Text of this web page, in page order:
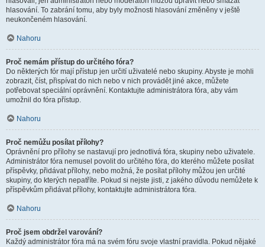
hlasování. To zabrání tomu, aby byly možnosti hlasování změněny v ještě
neukončeném hlasování.
Nahoru
Proč nemám přístup do určitého fóra?
Do některých fór mají přístup jen určití uživatelé nebo skupiny. Abyste je mohli
zobrazit, číst, přispívat do nich nebo v nich provádět jiné akce, můžete
potřebovat speciální oprávnění. Kontaktujte administrátora fóra, aby vám
umožnil do fóra přístup.
Nahoru
Proč nemůžu posílat přílohy?
Oprávnění pro přílohy se nastavují pro jednotlivá fóra, skupiny nebo uživatele.
Administrátor fóra nemusel povolit do určitého fóra, do kterého můžete posílat
příspěvky, přidávat přílohy, nebo možná, že posílat přílohy můžou jen určité
skupiny, do kterých nepatříte. Pokud si nejste jisti, z jakého důvodu nemůžete k
příspěvkům přidávat přílohy, kontaktujte administrátora fóra.
Nahoru
Proč jsem obdržel varování?
Každý administrátor fóra má na svém fóru svoje vlastní pravidla. Pokud nějaké